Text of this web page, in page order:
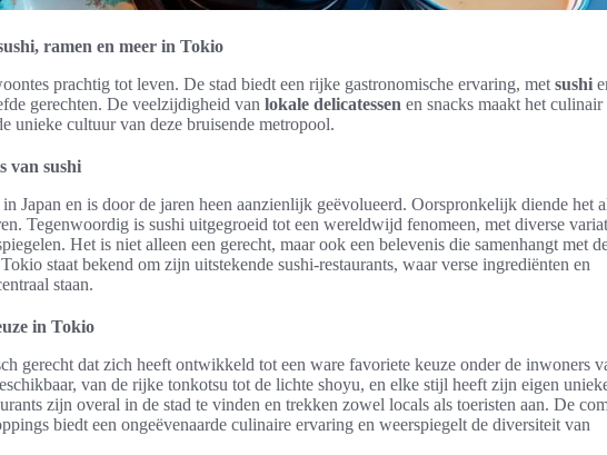
ramen en meer in Tokio
prachtig tot leven. De stad biedt een rijke gastronomische ervaring, met sushi
gerechten. De veelzijdigheid van lokale delicatessen en snacks maakt het culinair
unieke cultuur van deze bruisende metropool.
van sushi
Japan en is door de jaren heen aanzienlijk geëvolueerd. Oorspronkelijk diende het
Tegenwoordig is sushi uitgegroeid tot een wereldwijd fenomeen, met diverse
Het is niet alleen een gerecht, maar ook een belevenis die samenhangt met
staat bekend om zijn uitstekende sushi-restaurants, waar verse ingrediënten en
staan.
in Tokio
gerecht dat zich heeft ontwikkeld tot een ware favoriete keuze onder de inwoners
van de rijke tonkotsu tot de lichte shoyu, en elke stijl heeft zijn eigen
zijn overal in de stad te vinden en trekken zowel locals als toeristen aan. De
biedt een ongeëvenaarde culinaire ervaring en weerspiegelt de diversiteit van